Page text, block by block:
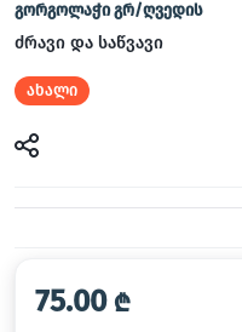
გორგოლაჭი გრ/ღვედის
ძრავი და საწვავი
ახალი
75.00 ₾